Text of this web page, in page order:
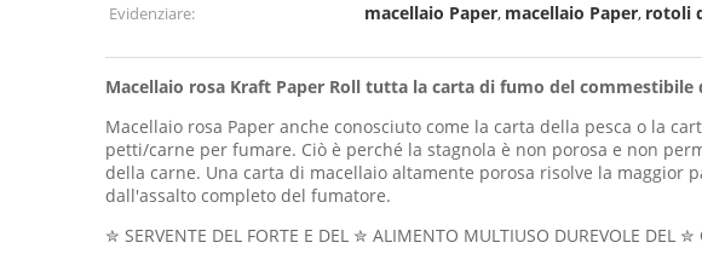
Evidenziare:
macellaio Paper, macellaio Paper, rotoli
Macellaio rosa Kraft Paper Roll tutta la carta di fumo del
Macellaio rosa Paper anche conosciuto come la carta della pesca o la
petti/carne per fumare. Ciò è perché la stagnola è non porosa e non
della carne. Una carta di macellaio altamente porosa risolve la
dall'assalto completo del fumatore.
✮ SERVENTE DEL FORTE E DEL ✮ ALIMENTO MULTIUSO DUREVOLE DEL